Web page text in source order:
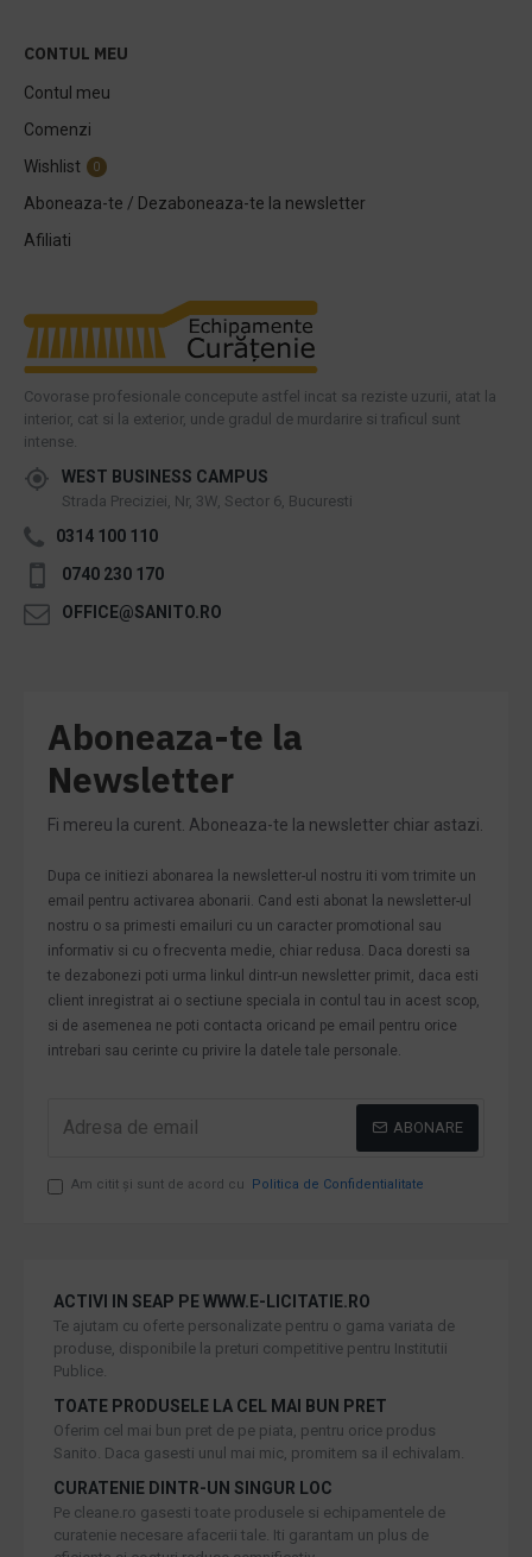
CONTUL MEU
Contul meu
Comenzi
Wishlist
0
Aboneaza-te / Dezaboneaza-te la newsletter
Afiliati
Covorase profesionale concepute astfel incat sa reziste uzurii, atat la
interior, cat si la exterior, unde gradul de murdarire si traficul sunt
intense.
WEST BUSINESS CAMPUS
Strada Preciziei, Nr, 3W, Sector 6, Bucuresti
0314 100 110
0740 230 170
OFFICE@SANITO.RO
Aboneaza-te la
Newsletter
Fi mereu la curent. Aboneaza-te la newsletter chiar astazi.
Dupa ce initiezi abonarea la newsletter-ul nostru iti vom trimite un
email pentru activarea abonarii. Cand esti abonat la newsletter-ul
nostru o sa primesti emailuri cu un caracter promotional sau
informativ si cu o frecventa medie, chiar redusa. Daca doresti sa
te dezabonezi poti urma linkul dintr-un newsletter primit, daca esti
client inregistrat ai o sectiune speciala in contul tau in acest scop,
si de asemenea ne poti contacta oricand pe email pentru orice
intrebari sau cerinte cu privire la datele tale personale.
ABONARE
Am citit şi sunt de acord cu Politica de Confidentialitate
ACTIVI IN SEAP PE WWW.E-LICITATIE.RO
Te ajutam cu oferte personalizate pentru o gama variata de
produse, disponibile la preturi competitive pentru Institutii
Publice.
TOATE PRODUSELE LA CEL MAI BUN PRET
Oferim cel mai bun pret de pe piata, pentru orice produs
Sanito. Daca gasesti unul mai mic, promitem sa il echivalam.
CURATENIE DINTR-UN SINGUR LOC
Pe cleane.ro gasesti toate produsele si echipamentele de
curatenie necesare afacerii tale. Iti garantam un plus de